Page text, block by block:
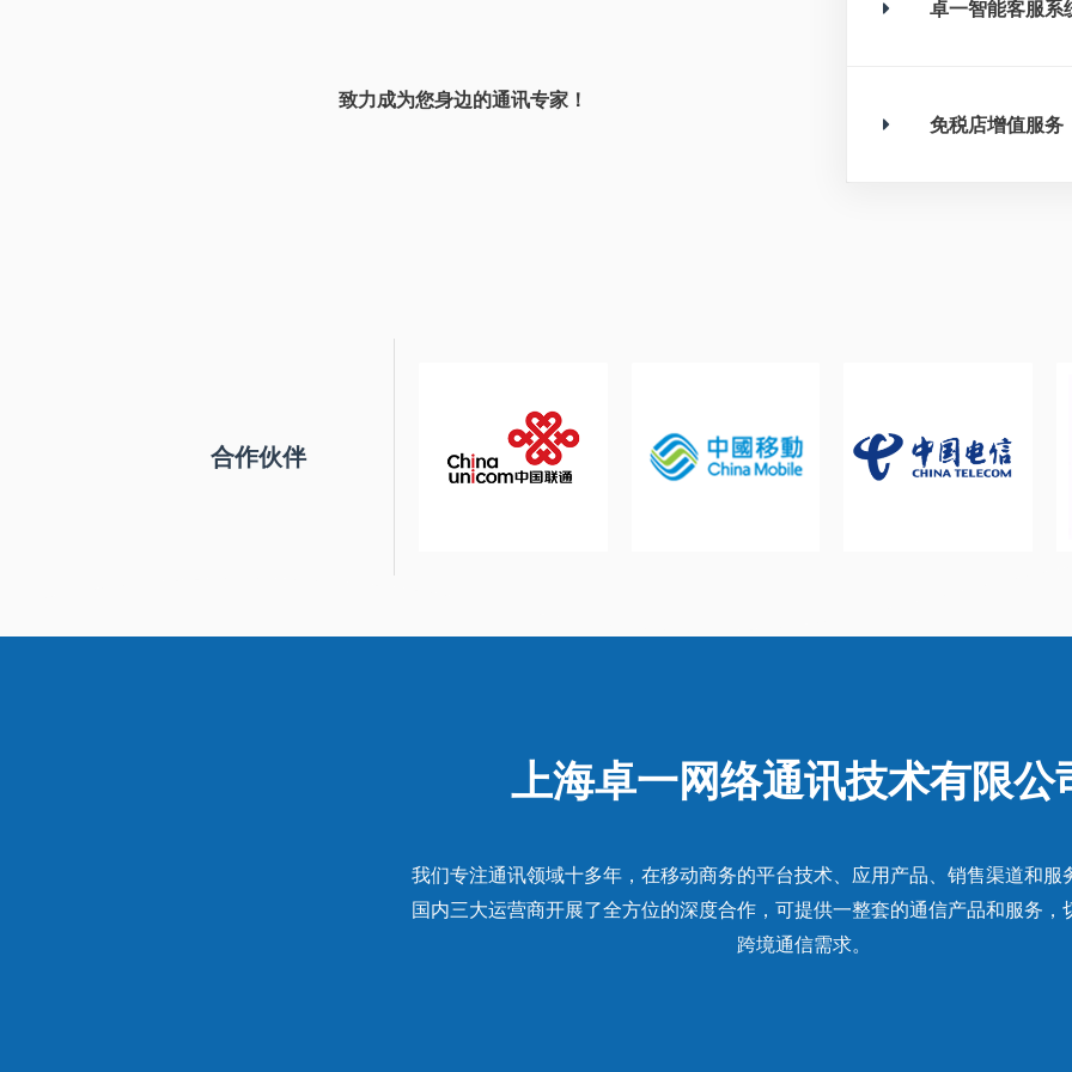
致力成为您身边的通讯专家！
卓一智能客服系
免税店增值服务
合作伙伴
上海卓一网络通讯技术有限公
我们专注通讯领域十多年，在移动商务的平台技术、应用产品、销售渠道和服
国内三大运营商开展了全方位的深度合作，可提供一整套的通信产品和服务，
跨境通信需求。